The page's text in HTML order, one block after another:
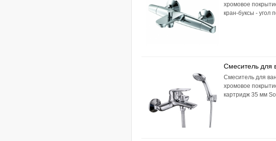
хромовое
кран-буксы - угол
Смеситель для
Смеситель для
хромовое
картридж 35 мм